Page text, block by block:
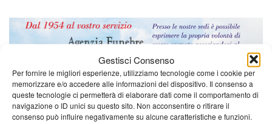
Gestisci Consenso
Per fornire le migliori esperienze, utilizziamo tecnologie come i cookie per
memorizzare e/o accedere alle informazioni del dispositivo. Il consenso a
queste tecnologie ci permetterà di elaborare dati come il comportamento di
navigazione o ID unici su questo sito. Non acconsentire o ritirare il
consenso può influire negativamente su alcune caratteristiche e funzioni.